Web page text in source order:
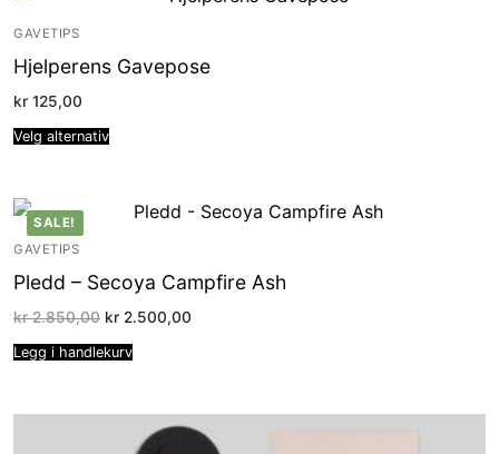
GAVETIPS
Hjelperens Gavepose
kr 125,00
Velg alternativ
SALE!
GAVETIPS
Pledd – Secoya Campfire Ash
kr2.850,00 Opprinnelig
var:
kr 2.850,00.
kr 2.500,00
Legg i handlekurv